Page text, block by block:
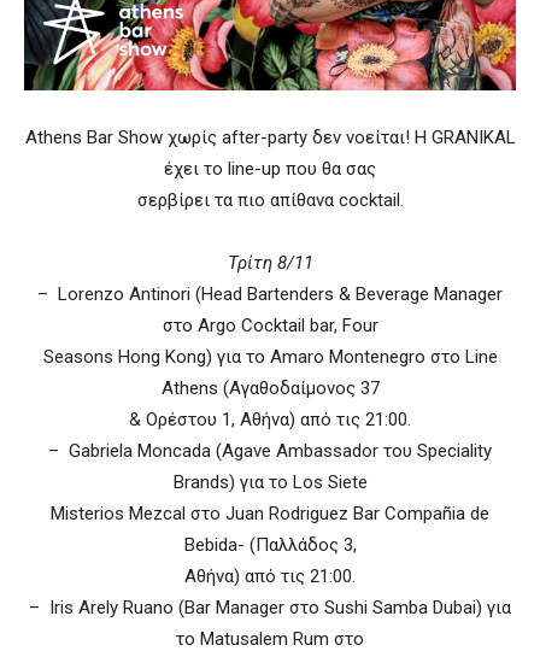
Athens Bar Show χωρίς after-party δεν νοείται! Η GRANIKAL
έχει το line-up που θα σας
σερβίρει τα πιο απίθανα cocktail.
Τρίτη 8/11
– Lorenzo Antinori (Head Bartenders & Beverage Manager
στο Argo Cocktail bar, Four
Seasons Hong Kong) για το Amaro Montenegro στο Line
Athens (Αγαθοδαίμονος 37
& Ορέστου 1, Αθήνα) από τις 21:00.
– Gabriela Moncada (Agave Ambassador του Speciality
Brands) για το Los Siete
Misterios Mezcal στο Juan Rodriguez Bar Compañia de
Bebida- (Παλλάδος 3,
Αθήνα) από τις 21:00.
– Iris Arely Ruano (Bar Manager στο Sushi Samba Dubai) για
το Matusalem Rum στο